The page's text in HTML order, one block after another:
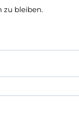
zu bleiben.